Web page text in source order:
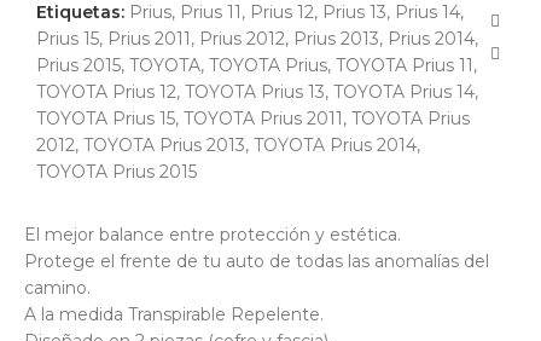
Etiquetas: Prius, Prius 11 , Prius 12, Prius 13, Prius 14,
Prius 15, Prius 2011 , Prius 2012, Prius 2013, Prius 2014,
Prius 2015, TOYOTA, TOYOTA Prius, TOYOTA Prius 11 ,
TOYOTA Prius 12, TOYOTA Prius 13, TOYOTA Prius 14,
TOYOTA Prius 15, TOYOTA Prius 2011 , TOYOTA Prius
2012, TOYOTA Prius 2013, TOYOTA Prius 2014,
TOYOTA Prius 2015
El mejor balance entre protección y estética.
Protege el frente de tu auto de todas las anomalías del
camino.
A la medida Transpirable Repelente.